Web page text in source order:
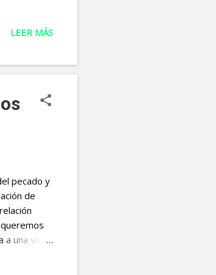
es
LEER MÁS
pecado y
de
a una vida